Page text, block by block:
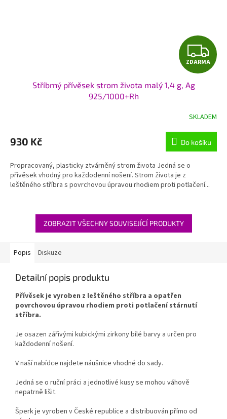
Z
D
R
M
A
ZDARMA
Stříbrný přívěsek strom života malý 1,4 g, Ag
925/1000+Rh
SKLADEM
930 Kč Do košíku
Propracovaný, plasticky ztvárněný strom života Jedná se o
přívěsek vhodný pro každodenní nošení. Strom života je z
leštěného stříbra s povrchovou úpravou rhodiem proti potlačení...
ZOBRAZIT VŠECHNY SOUVISEJÍCÍ PRODUKTY
Popis Diskuze
Detailní popis produktu
Přívěsek je vyroben z leštěného stříbra a opatřen
povrchovou úpravou rhodiem proti potlačení stárnutí
stříbra.
Je osazen zářivými kubickými zirkony bílé barvy a určen pro
každodenní nošení.
V naší nabídce najdete náušnice vhodné do sady.
Jedná se o ruční práci a jednotlivé kusy se mohou váhově
nepatrně lišit.
Šperk je vyroben v České republice a distribuován přímo od